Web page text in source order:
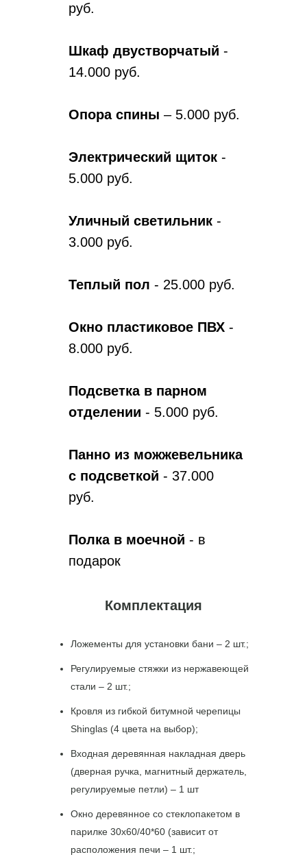
руб.
Шкаф двустворчатый -
14.000 руб.
Опора спины – 5.000 руб.
Электрический щиток -
5.000 руб.
Уличный светильник -
3.000 руб.
Теплый пол - 25.000 руб.
Окно пластиковое ПВХ -
8.000 руб.
Подсветка в парном
отделении - 5.000 руб.
Панно из можжевельника
с подсветкой - 37.000
руб.
Полка в моечной - в
подарок
Комплектация
Ложементы для установки бани – 2 шт.;
Регулируемые стяжки из нержавеющей
стали – 2 шт.;
Кровля из гибкой битумной черепицы
Shinglas (4 цвета на выбор);
Входная деревянная накладная дверь
(дверная ручка, магнитный держатель,
регулируемые петли) – 1 шт
Окно деревянное со стеклопакетом в
парилке 30х60/40*60 (зависит от
расположения печи – 1 шт.;